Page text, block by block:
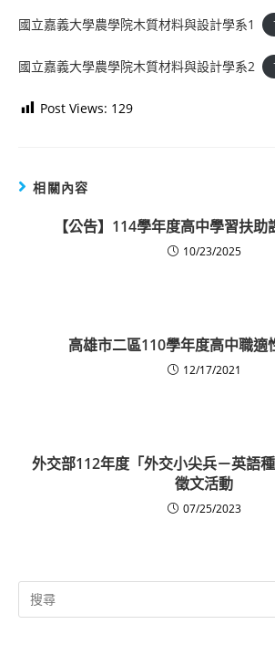
國立嘉義大學農學院木質材料與設計學系1
國立嘉義大學農學院木質材料與設計學系2
Post Views: 129
相關內容
【公告】114學年度高中學習扶
10/23/2025
高雄市二區110學年度高中職適
12/17/2021
外交部112年度「外交小尖兵－英語種
徵文活動
07/25/2023
Search
for: